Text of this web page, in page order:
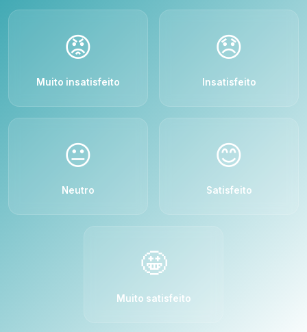
😡
Muito insatisfeito
😞
Insatisfeito
😐
Neutro
😊
Satisfeito
🤩
Muito satisfeito